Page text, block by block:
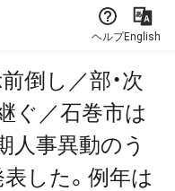
ヘルプEnglish
倒し／部・次
ぐ／石巻市は
人事異動のう
した。例年は